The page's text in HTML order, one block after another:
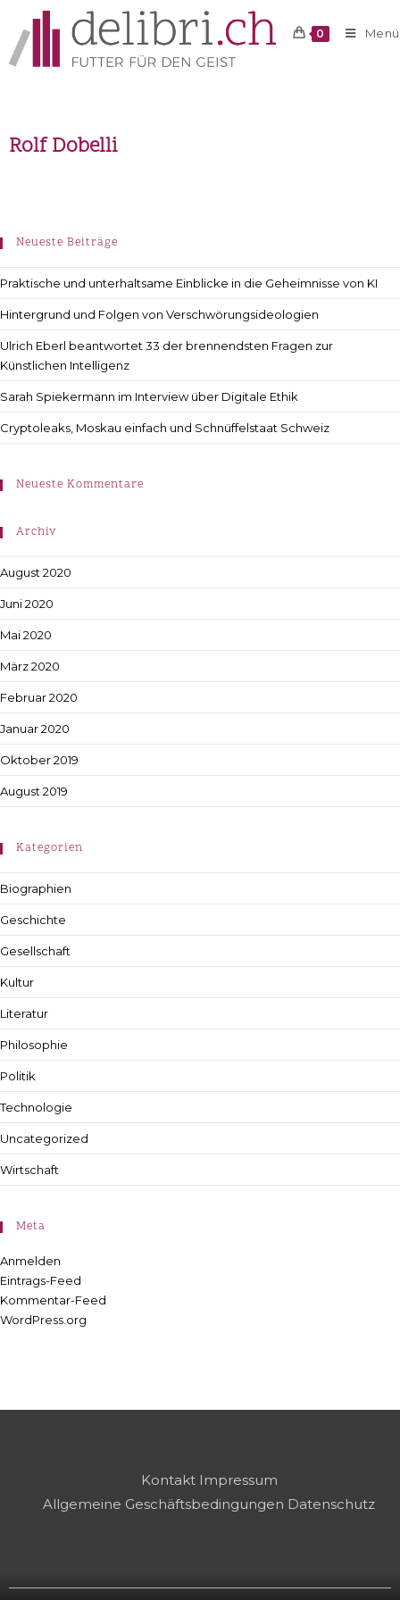
0 Menü
Rolf Dobelli
Neueste Beiträge
Praktische und unterhaltsame Einblicke in die Geheimnisse von KI
Hintergrund und Folgen von Verschwörungsideologien
Ulrich Eberl beantwortet 33 der brennendsten Fragen zur
Künstlichen Intelligenz
Sarah Spiekermann im Interview über Digitale Ethik
Cryptoleaks, Moskau einfach und Schnüffelstaat Schweiz
Neueste Kommentare
Archiv
August 2020
Juni 2020
Mai 2020
März 2020
Februar 2020
Januar 2020
Oktober 2019
August 2019
Kategorien
Biographien
Geschichte
Gesellschaft
Kultur
Literatur
Philosophie
Politik
Technologie
Uncategorized
Wirtschaft
Meta
Anmelden
Eintrags-Feed
Kommentar-Feed
WordPress.org
Kontakt Impressum
Allgemeine Geschäftsbedingungen Datenschutz